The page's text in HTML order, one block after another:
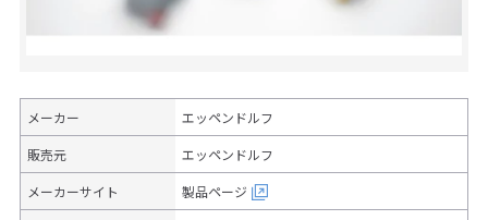
メーカー エッペンドルフ
販売元 エッペンドルフ
メーカーサイト 製品ページ